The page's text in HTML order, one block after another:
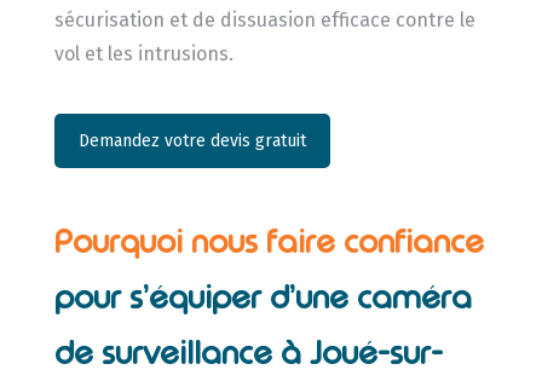
sécurisation et de dissuasion efficace contre le
vol et les intrusions.
Demandez votre devis gratuit
Pourquoi nous faire confiance
pour s’équiper d’une caméra
de surveillance à Joué-sur-